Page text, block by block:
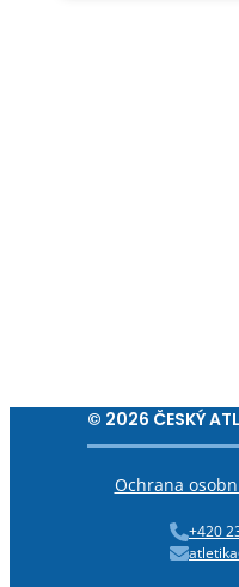
© 2026 ČESKÝ
Ochrana
+420